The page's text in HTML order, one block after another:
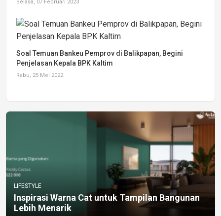
Selasa, 07 Februari 2023
Soal Temuan Bankeu Pemprov di Balikpapan, Begini
Penjelasan Kepala BPK Kaltim
Rabu, 25 Mei 2022
LIFESTYLE
Inspirasi Warna Cat untuk Tampilan Bangunan
Lebih Menarik